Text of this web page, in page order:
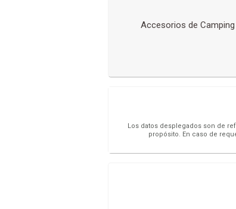
Accesorios de Camping
Los datos desplegados son de
propósito. En caso de